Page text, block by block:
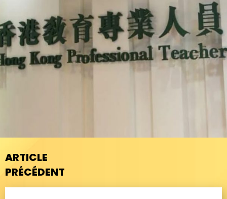
ARTICLE
PRÉCÉDENT